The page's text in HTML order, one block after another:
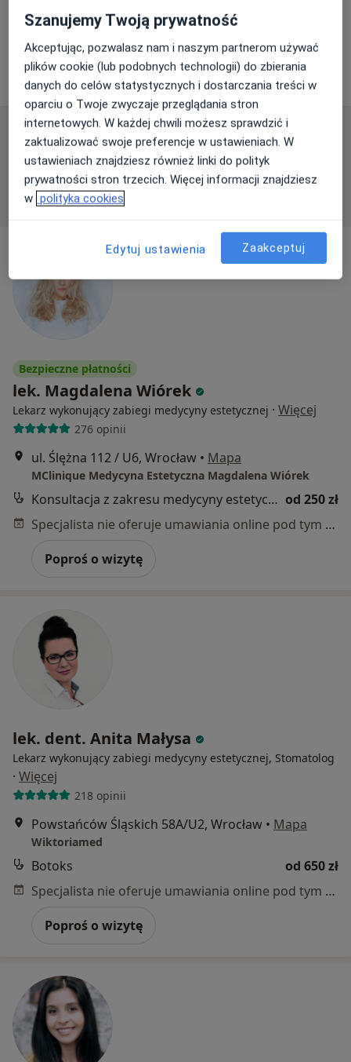
Elektrokoagulacja kłykcin kończystych
Poproś o wizytę
Dostępni specjaliści
Specjaliści znajdują się poza Kobierzyce,
dolnośląskie, w obszarach bliskich Twojemu
wyszukiwaniu.
Bezpieczne płatności
lek. Magdalena Wiórek
Lekarz wykonujący zabiegi medycyny estetycznej · Więcej
276 opinii
ul. Ślężna 112 / U6, Wrocław • Mapa
MClinique Medycyna Estetyczna Magdalena Wiórek
Konsultacja z zakresu medycyny estetycznej od 250 zł
Specjalista nie oferuje umawiania online pod tym adresem.
Poproś o wizytę
lek. dent. Anita Małysa
Lekarz wykonujący zabiegi medycyny estetycznej, Stomatolog
· Więcej
218 opinii
Powstańców Śląskich 58A/U2, Wrocław • Mapa
Wiktoriamed
Botoks
od 650 zł
Specjalista nie oferuje umawiania online pod tym adresem.
Poproś o wizytę
Szanujemy Twoją prywatność
Akceptując, pozwalasz nam i naszym partnerom używać
plików cookie (lub podobnych technologii) do zbierania
danych do celów statystycznych i dostarczania treści w
oparciu o Twoje zwyczaje przeglądania stron
internetowych. W każdej chwili możesz sprawdzić i
zaktualizować swoje preferencje w ustawieniach. W
ustawieniach znajdziesz również linki do polityk
prywatności stron trzecich. Więcej informacji znajdziesz
w polityka cookies
Edytuj ustawienia Zaakceptuj